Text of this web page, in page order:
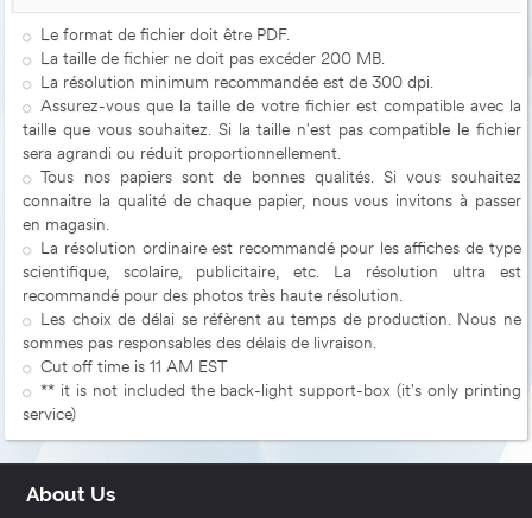
Le format de fichier doit être PDF.
La taille de fichier ne doit pas excéder 200 MB.
La résolution minimum recommandée est de 300 dpi.
Assurez-vous que la taille de votre fichier est compatible avec la
taille que vous souhaitez. Si la taille n'est pas compatible le fichier
sera agrandi ou réduit proportionnellement.
Tous nos papiers sont de bonnes qualités. Si vous souhaitez
connaitre la qualité de chaque papier, nous vous invitons à passer
en magasin.
La résolution ordinaire est recommandé pour les affiches de type
scientifique, scolaire, publicitaire, etc. La résolution ultra est
recommandé pour des photos très haute résolution.
Les choix de délai se réfèrent au temps de production. Nous ne
sommes pas responsables des délais de livraison.
Cut off time is 11 AM EST
** it is not included the back-light support-box (it's only printing
service)
About Us